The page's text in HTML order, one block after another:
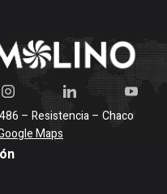
– Resistencia – Chaco
Maps